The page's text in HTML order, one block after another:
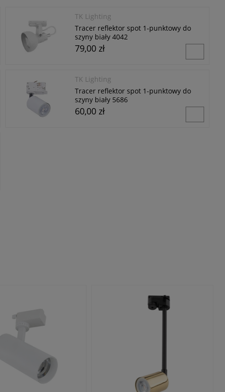
TK Lighting
Tracer reflektor spot 1-punktowy do
szyny biały 4042
79,00 zł
TK Lighting
Tracer reflektor spot 1-punktowy do
szyny biały 5686
60,00 zł